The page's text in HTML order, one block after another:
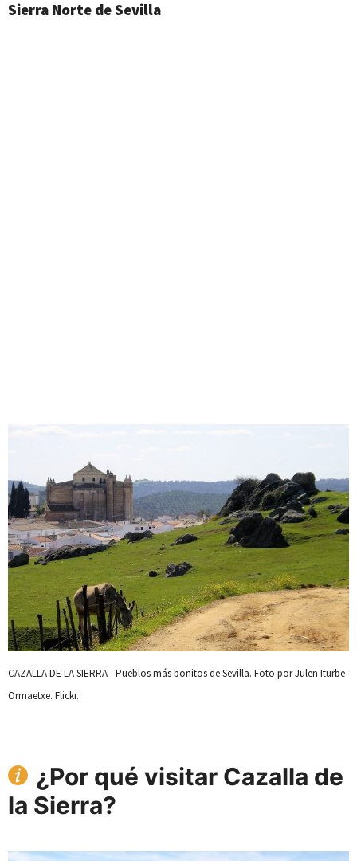
Sierra Norte de Sevilla
CAZALLA DE LA SIERRA - Pueblos más bonitos de Sevilla. Foto por Julen Iturbe-
Ormaetxe. Flickr.
¿Por qué visitar Cazalla de
la Sierra?